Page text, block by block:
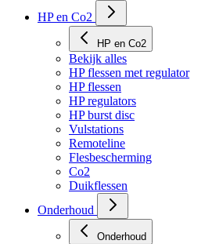
HP en Co2
HP en Co2
Bekijk alles
HP flessen met regulator
HP flessen
HP regulators
HP burst disc
Vulstations
Remoteline
Flesbescherming
Co2
Duikflessen
Onderhoud
Onderhoud